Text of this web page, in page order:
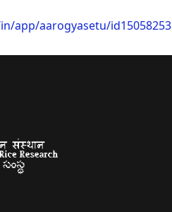
app/aarogyasetu/